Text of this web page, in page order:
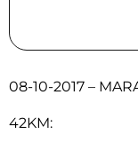
08-10-2017 –
42KM: